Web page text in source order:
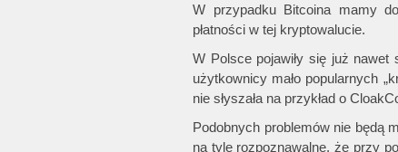
W przypadku Bitcoina mamy
płatności w tej kryptowalucie.
W Polsce pojawiły się już nawet
użytkownicy mało popularnych
nie słyszała na przykład o
Podobnych problemów nie będą
na tyle rozpoznawalne, że przy